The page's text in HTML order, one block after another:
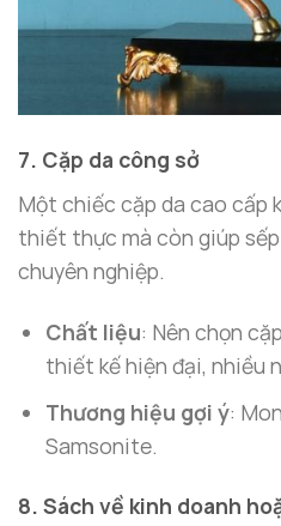
7. Cặp da công sở
Một chiếc cặp da cao cấp
thiết thực mà còn giúp
chuyên nghiệp.
Chất liệu: Nên chọn
thiết kế hiện đại, nhiều
Thương hiệu gợi ý:
Samsonite.
8. Sách về kinh doanh